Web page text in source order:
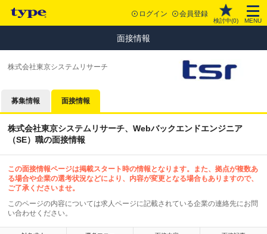
ログイン 会員登録
検討中(0) MENU
面接情報
株式会社東京システムリサーチ
募集情報 面接情報
株式会社東京システムリサーチ、Webバックエンドエンジニア
（SE）職の面接情報
この面接情報ページは掲載スタート時の情報となります。また、拠点が複数あ
る場合や企業の選考状況などにより、内容が変更となる場合もありますので、
ご了承くださいませ。
このページの内容については求人ページに記載されている企業の連絡先にお問
い合わせください。